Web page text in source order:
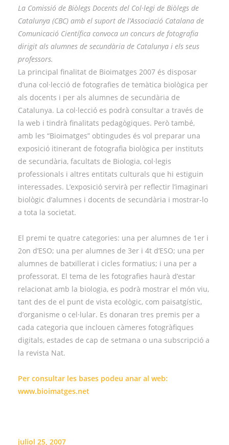
La Comissió de Biòlegs Docents del Col·legi de Biòlegs de
Catalunya (CBC) amb el suport de l’Associació Catalana de
Comunicació Científica convoca un concurs de fotografia
dirigit als alumnes de secundària de Catalunya i els seus
professors.
La principal finalitat de Bioimatges 2007 és disposar
d’una col·lecció de fotografies de temàtica biològica per
als docents i per als alumnes de secundària de
Catalunya. La col·lecció es podrà consultar a través de
la web i tindrà finalitats pedagògiques. Però també,
amb les “Bioimatges” obtingudes és vol preparar una
exposició itinerant de fotografia biològica per instituts
de secundària, facultats de Biologia, col·legis
professionals i altres entitats culturals que hi estiguin
interessades. L’exposició servirà per reflectir l’imaginari
biològic d’alumnes i docents de secundària i mostrar-lo
a tota la societat.
El premi te quatre categories: una per alumnes de 1er i
2on d’ESO; una per alumnes de 3er i 4t d’ESO; una per
alumnes de batxillerat i cicles formatius; i una per a
professorat. El tema de les fotografies haurà d’estar
relacionat amb la biologia, es podrà mostrar el món viu,
tant des de el punt de vista ecològic, com paisatgístic,
d’organisme o cel·lular. Es donaran tres premis per a
cada categoria que inclouen càmeres fotogràfiques
digitals, estades de cap de setmana o una subscripció a
la revista Nat.
Per consultar les bases podeu anar al web:
www.bioimatges.net
juliol 25, 2007